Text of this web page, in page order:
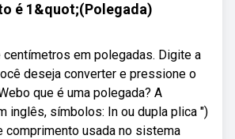
é 1&quot;(Polegada)
em polegadas. Digite a
deseja converter e pressione o
que é uma polegada? A
inglês, símbolos: In ou dupla plica ″)
comprimento usada no sistema